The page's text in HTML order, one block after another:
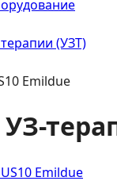
(УЗТ)
Emildue